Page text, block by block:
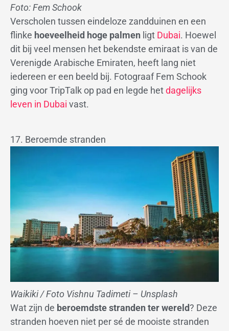
Foto: Fem Schook
Verscholen tussen eindeloze zandduinen en een
flinke hoeveelheid hoge palmen ligt Dubai. Hoewel
dit bij veel mensen het bekendste emiraat is van de
Verenigde Arabische Emiraten, heeft lang niet
iedereen er een beeld bij. Fotograaf Fem Schook
ging voor TripTalk op pad en legde hetdagelijks
leven in Dubai vast.
17. Beroemde stranden
Waikiki / Foto Vishnu Tadimeti – Unsplash
Wat zijn de beroemdste stranden ter wereld? Deze
stranden hoeven niet per sé de mooiste stranden